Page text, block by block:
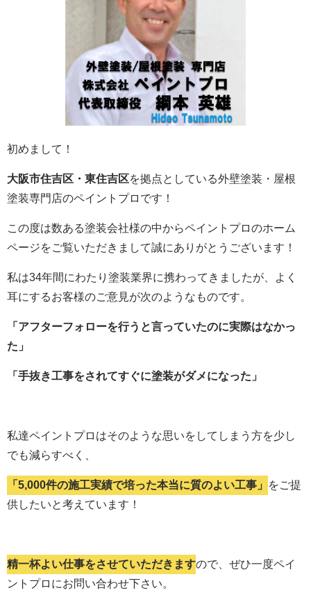
初めまして！
大阪市住吉区・東住吉区を拠点としている外壁塗装・屋根
塗装専門店のペイントプロです！
この度は数ある塗装会社様の中からペイントプロのホーム
ページをご覧いただきまして誠にありがとうございます！
私は34年間にわたり塗装業界に携わってきましたが、よく
耳にするお客様のご意見が次のようなものです。
「アフターフォローを行うと言っていたのに実際はなかっ
た」
「手抜き工事をされてすぐに塗装がダメになった」
私達ペイントプロはそのような思いをしてしまう方を少し
でも減らすべく、
「5,000件の施工実績で培った本当に質のよい工事」
をご提
供したいと考えています！
精一杯よい仕事をさせていただきますので、ぜひ一度ペイ
ントプロにお問い合わせ下さい。